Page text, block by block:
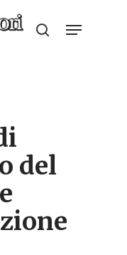
search
Menu
del